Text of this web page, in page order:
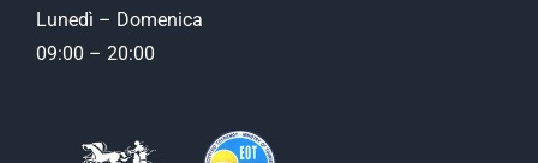
Lunedì – Domenica
09:00 – 20:00